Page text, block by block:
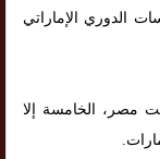
الدوري الإماراتي
مصر، الخامسة إلا